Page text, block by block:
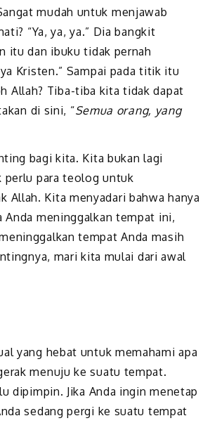
mudah untuk menjawab
“Ya, ya, ya.” Dia bangkit
itu dan ibuku tidak pernah
Kristen.” Sampai pada titik itu
Allah? Tiba-tiba kita tidak dapat
di sini, “Semua orang, yang
bagi kita. Kita bukan lagi
perlu para teolog untuk
Allah. Kita menyadari bahwa hanya
Anda meninggalkan tempat ini,
tempat Anda masih
mari kita mulai dari awal
yang hebat untuk memahami apa
menuju ke suatu tempat.
dipimpin. Jika Anda ingin menetap
sedang pergi ke suatu tempat